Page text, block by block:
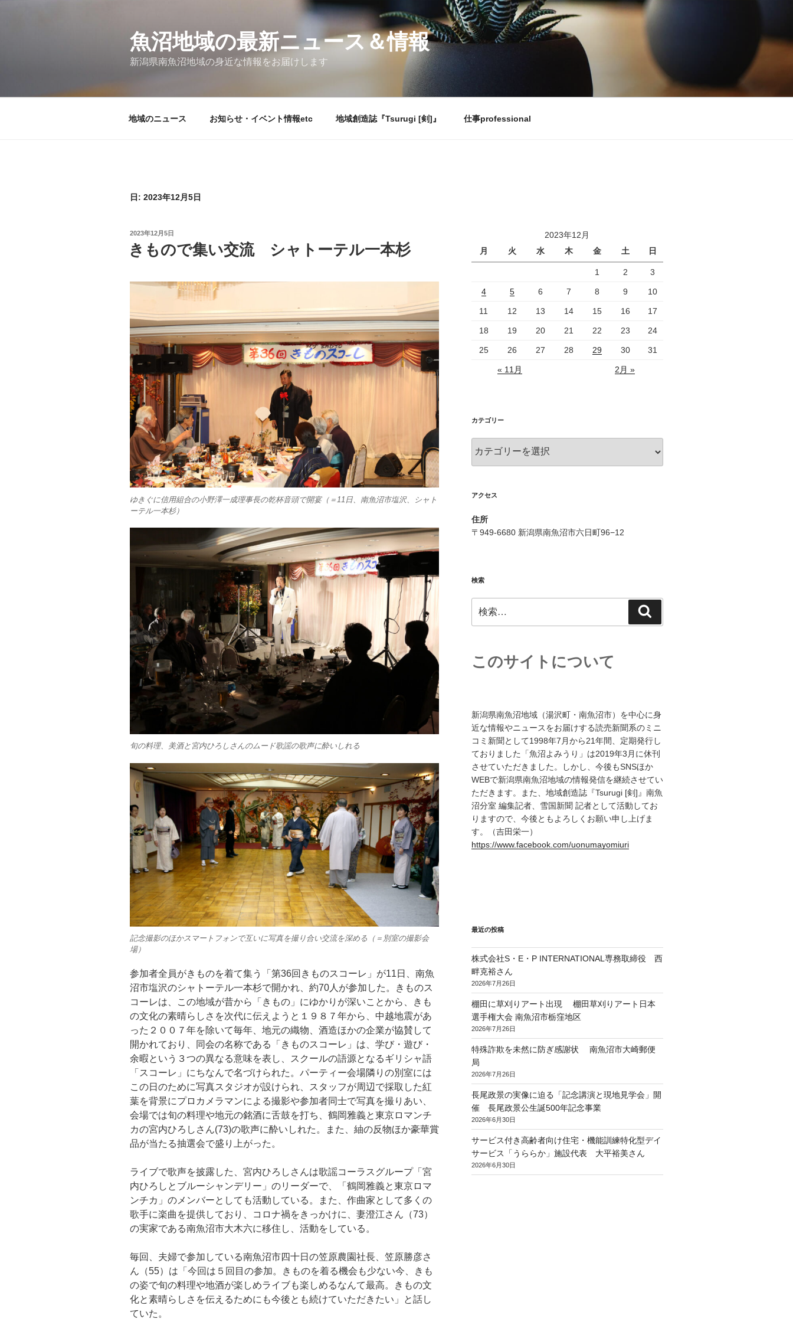
魚沼地域の最新ニュース＆情報
新潟県南魚沼地域の身近な情報をお届けします
地域のニュース お知らせ・イベント情報etc 地域創造誌『Tsurugi [剣]』 仕事professional
日: 2023年12月5日
投
稿
日:
2023年12月5日
きもので集い交流 シャトーテル一本杉
ゆきぐに信用組合の小野澤一成理事長の乾杯音頭で開宴（＝11日、南魚沼市塩沢、シャト
ーテル一本杉）
旬の料理、美酒と宮内ひろしさんのムード歌謡の歌声に酔いしれる
記念撮影のほかスマートフォンで互いに写真を撮り合い交流を深める（＝別室の撮影会
場）
参加者全員がきものを着て集う「第36回きものスコーレ」が11日、南魚
沼市塩沢のシャトーテル一本杉で開かれ、約70人が参加した。きものス
コーレは、この地域が昔から「きもの」にゆかりが深いことから、きも
の文化の素晴らしさを次代に伝えようと１９８７年から、中越地震があ
った２００７年を除いて毎年、地元の織物、酒造ほかの企業が協賛して
開かれており、同会の名称である「きものスコーレ」は、学び・遊び・
余暇という３つの異なる意味を表し、スクールの語源となるギリシャ語
「スコーレ」にちなんで名づけられた。 パーティー会場隣りの別室には
この日のために写真スタジオが設けられ、スタッフが周辺で採取した紅
葉を背景にプロカメラマンによる撮影や参加者同士で写真を撮りあい、
会場では旬の料理や地元の銘酒に舌鼓を打ち、鶴岡雅義と東京ロマンチ
カの宮内ひろしさん(73)の歌声に酔いしれた。また、紬の反物ほか豪華賞
品が当たる抽選会で盛り上がった。
ライブで歌声を披露した、宮内ひろしさんは歌謡コーラスグループ「宮
内ひろしとブルーシャンデリー」のリーダーで、「 鶴岡雅義と東京ロマ
ンチカ」のメンバーとしても活動している。また、作曲家として多くの
歌手に楽曲を提供しており、コロナ禍をきっかけに、妻澄江さん（73）
の実家である南魚沼市大木六に移住し、活動をしている。
毎回、夫婦で参加している南魚沼市四十日の笠原農園社長、笠原勝彦さ
ん（55）は「今回は５回目の参加。きものを着る機会も少ない今、きも
の姿で旬の料理や地酒が楽しめライブも楽しめるなんて最高。きもの文
化と素晴らしさを伝えるためにも今後とも続けていただきたい」と話し
ていた。
2023年12月
月
火 水 木 金 土 日
1 2 3
4 5 6 7 8 9 10
11 12 13 14 15 16 17
18 19 20 21 22 23 24
25 26 27 28 29 30 31
« 11月 2月 »
カテゴリー
テ
ゴ
ー
アクセス
住所
〒949-6680 新潟県南魚沼市六日町96−12
検索
索:
索
このサイトについて
新潟県南魚沼地域（湯沢町・南魚沼市）を中心に身
近な情報やニュースをお届けする読売新聞系のミニ
コミ新聞として1998年7月から21年間、定期発行し
ておりました「魚沼よみうり」は2019年3月に休刊
させていただきました。しかし、今後もSNSほか
WEBで新潟県南魚沼地域の情報発信を継続させてい
ただきます。また、地域創造誌『Tsurugi [剣]』南魚
沼分室 編集記者、雪国新聞 記者として活動してお
りますので、今後ともよろしくお願い申し上げま
す。（吉田栄一）
https://www.facebook.com/uonumayomiuri
最近の投稿
株式会社S・E・P INTERNATIONAL専務取締役 西
畔克裕さん
2026年7月26日
棚田に草刈りアート出現 棚田草刈りアート日本
選手権大会 南魚沼市栃窪地区
2026年7月26日
特殊詐欺を未然に防ぎ感謝状 南魚沼市大崎郵便
局
2026年7月26日
長尾政景の実像に迫る「記念講演と現地見学会」開
催 長尾政景公生誕500年記念事業
2026年6月30日
サービス付き高齢者向け住宅・機能訓練特化型デイ
サービス「うららか」施設代表 大平裕美さん
2026年6月30日